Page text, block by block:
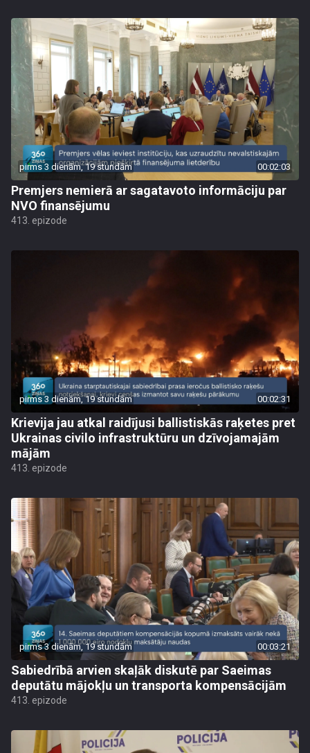
pirms 3 dienām, 19 stundām 00:02:03
Premjers nemierā ar sagatavoto informāciju par
NVO finansējumu
413. epizode
pirms 3 dienām, 19 stundām 00:02:31
Krievija jau atkal raidījusi ballistiskās raķetes pret
Ukrainas civilo infrastruktūru un dzīvojamajām
mājām
413. epizode
pirms 3 dienām, 19 stundām 00:03:21
Sabiedrībā arvien skaļāk diskutē par Saeimas
deputātu mājokļu un transporta kompensācijām
413. epizode